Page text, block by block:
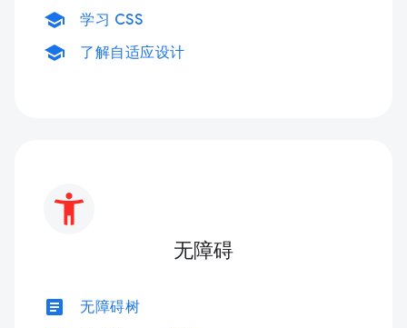
school 学习 CSS
school 了解自适应设计
无障碍
article 无障碍树